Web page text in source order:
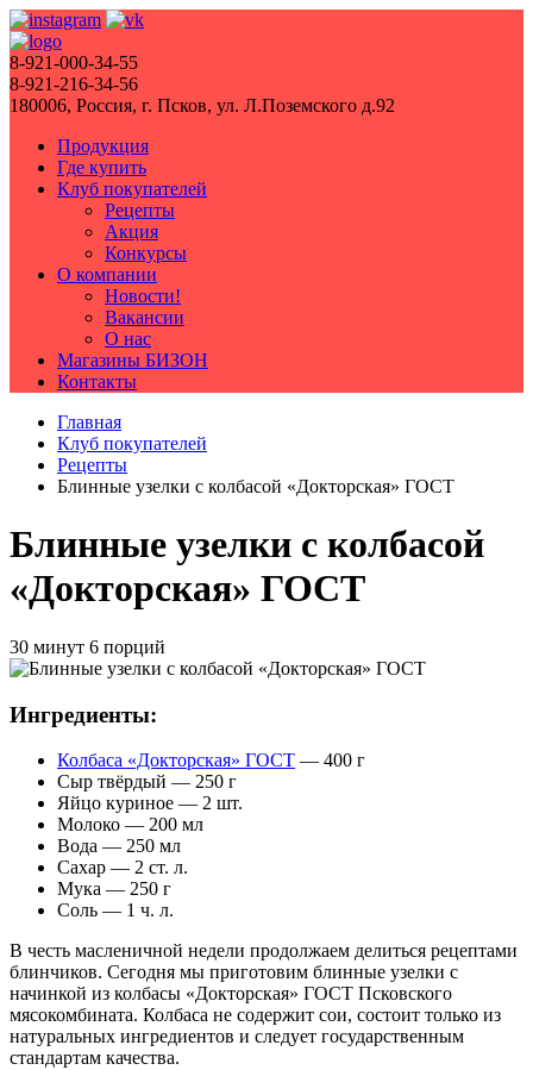
8-921-000-34-55
8-921-216-34-56
180006, Россия, г. Псков, ул. Л.Поземского д.92
Продукция
Где купить
Клуб покупателей
Рецепты
Акция
Конкурсы
О компании
Новости!
Вакансии
О нас
Магазины БИЗОН
Контакты
Главная
Клуб покупателей
Рецепты
Блинные узелки с колбасой «Докторская» ГОСТ
Блинные узелки с колбасой
«Докторская» ГОСТ
30 минут 6 порций
Ингредиенты:
Колбаса «Докторская» ГОСТ — 400 г
Сыр твёрдый — 250 г
Яйцо куриное — 2 шт.
Молоко — 200 мл
Вода — 250 мл
Сахар — 2 ст. л.
Мука — 250 г
Соль — 1 ч. л.
В честь масленичной недели продолжаем делиться рецептами
блинчиков. Сегодня мы приготовим блинные узелки с
начинкой из колбасы «Докторская» ГОСТ Псковского
мясокомбината. Колбаса не содержит сои, состоит только из
натуральных ингредиентов и следует государственным
стандартам качества.